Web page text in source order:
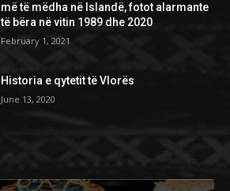
më të mëdha në Islandë, fotot alarmante
të bëra në vitin 1989 dhe 2020
February 1, 2021
Historia e qytetit të Vlorës
June 13, 2020